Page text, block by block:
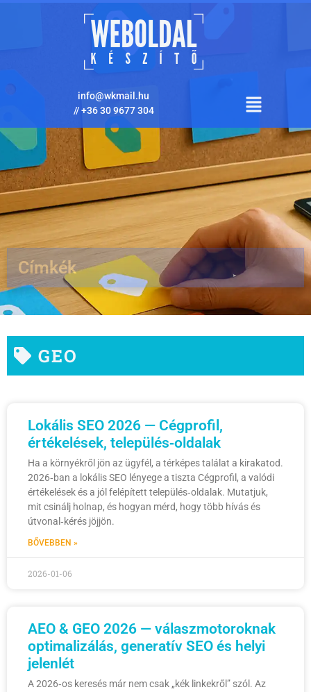
info@wkmail.hu
//+36 30 9677 304
Címkék
GEO
Lokális SEO 2026 — Cégprofil,
értékelések, település‑oldalak
Ha a környékről jön az ügyfél, a térképes találat a kirakatod.
2026‑ban a lokális SEO lényege a tiszta Cégprofil, a valódi
értékelések és a jól felépített település‑oldalak. Mutatjuk,
mit csinálj holnap, és hogyan mérd, hogy több hívás és
útvonal‑kérés jöjjön.
BŐVEBBEN »
2026-01-06
AEO & GEO 2026 — válaszmotoroknak
optimalizálás, generatív SEO és helyi
jelenlét
A 2026‑os keresés már nem csak „kék linkekről” szól. Az